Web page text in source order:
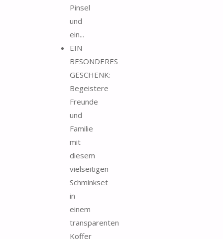
Pinsel
und
ein...
EIN
BESONDERES
GESCHENK:
Begeistere
Freunde
und
Familie
mit
diesem
vielseitigen
Schminkset
in
einem
transparenten
Koffer